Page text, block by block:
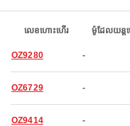
លេខហោះហើរ ម៉ូដែលយន្ត
OZ9280 -
OZ6729 -
OZ9414 -